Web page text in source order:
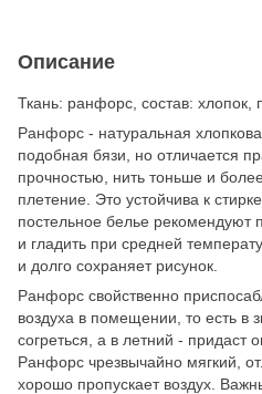
Описание
Ткань: ранфорс, состав: хлопок,
Ранфорс - натуральная
подобная бязи, но отличается
прочностью, нить тоньше и
плетение. Это устойчива к
постельное белье рекомендуют
и гладить при средней
и долго сохраняет рисунок.
Ранфорс свойственно
воздуха в помещении, то есть в
согреться, а в летний - придаст
Ранфорс чрезвычайно мягкий,
хорошо пропускает воздух.